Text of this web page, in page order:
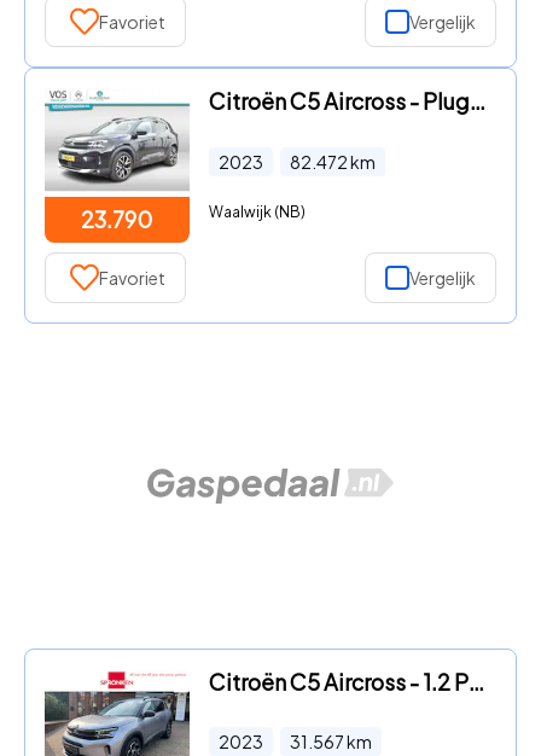
Favoriet Vergelijk
23.790
Citroën C5 Aircross - Plug-in Hybrid 225 EAT8 Shine | Leder | Navi | Airco | Panor
2023 82.472km
Waalwijk (NB)
Favoriet Vergelijk
Citroën C5 Aircross - 1.2 PureTech Business Plus Navi-Camera-Leder-Stoelverwarming
2023 31.567km